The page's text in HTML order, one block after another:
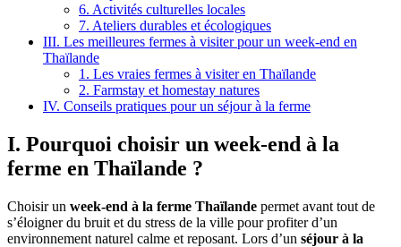
6. Activités culturelles locales
7. Ateliers durables et écologiques
III. Les meilleures fermes à visiter pour un week-end en
Thaïlande
1. Les vraies fermes à visiter en Thaïlande
2. Farmstay et homestay natures
IV. Conseils pratiques pour un séjour à la ferme
I. Pourquoi choisir un week-end à la
ferme en Thaïlande ?
Choisir un week-end à la ferme Thaïlande permet avant tout de
s’éloigner du bruit et du stress de la ville pour profiter d’un
environnement naturel calme et reposant. Lors d’un séjour à la